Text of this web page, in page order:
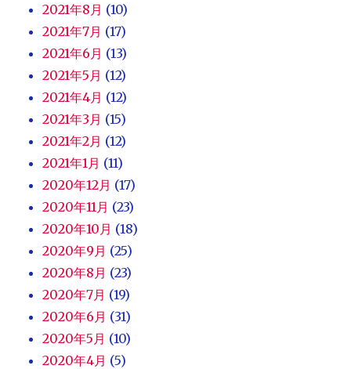
2021年8月 (10)
2021年7月 (17)
2021年6月 (13)
2021年5月 (12)
2021年4月 (12)
2021年3月 (15)
2021年2月 (12)
2021年1月 (11)
2020年12月 (17)
2020年11月 (23)
2020年10月 (18)
2020年9月 (25)
2020年8月 (23)
2020年7月 (19)
2020年6月 (31)
2020年5月 (10)
2020年4月 (5)